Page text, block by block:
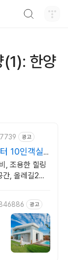
(1): 한양
광고
10인객실
, 조용한 힐링
, 올레길2코
광고